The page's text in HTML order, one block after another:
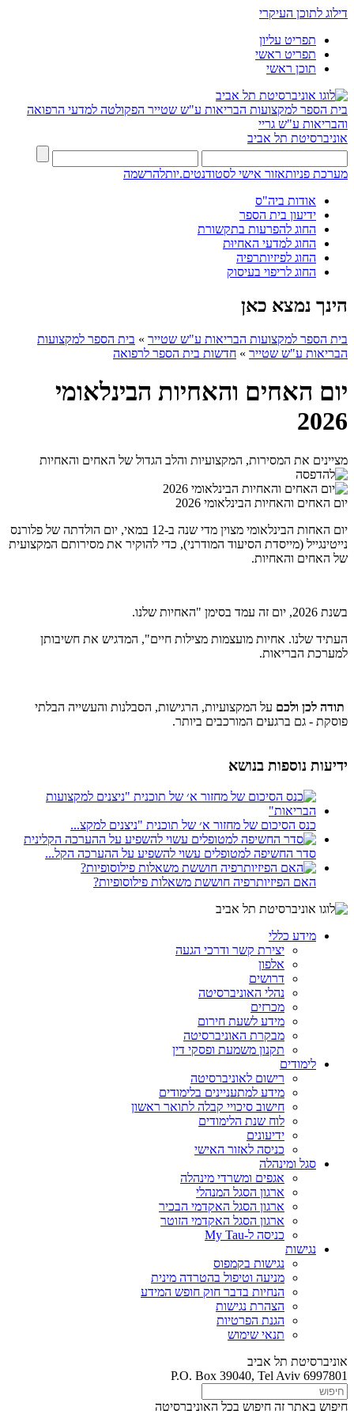
דילוג לתוכן העיקרי
תפריט עליון
תפריט ראשי
תוכן ראשי
בית הספר למקצועות הבריאות ע"ש שטייר הפקולטה למדעי הרפואה
והבריאות ע"ש גריי
אוניברסיטת תל אביב
מערכת פניותאזור אישי לסטודנטים.יותלהרשמה
אודות ביה"ס
ידיעון בית הספר
החוג להפרעות בתקשורת
החוג למדעי האחיוּת
החוג לפיזיותרפיה
החוג לריפוי בעיסוק
הינך נמצא כאן
בית הספר למקצועות הבריאות ע"ש שטייר » בית הספר למקצועות
הבריאות ע"ש שטייר » חדשות בית הספר לרפואה
יום האחים והאחיות הבינלאומי
2026
מציינים את המסירות, המקצועיות והלב הגדול של האחים והאחיות
יום האחים והאחיות הבינלאומי 2026
יום האחות הבינלאומי מצוין מדי שנה ב-12 במאי, יום הולדתה של פלורנס
נייטינגייל (מייסדת הסיעוד המודרני), כדי להוקיר את מסירותם המקצועית
של האחים והאחיות.
בשנת 2026, יום זה עמד בסימן "האחיות שלנו.
העתיד שלנו. אחיות מועצמות מצילות חיים", המדגיש את חשיבותן
למערכת הבריאות.
תודה לכן ולכם על המקצועיות, הרגישות, הסבלנות והעשייה הבלתי
פוסקת - גם ברגעים המורכבים ביותר.
ידיעות נוספות בנושא
כנס הסיכום של מחזור א׳ של תוכנית "ניצנים למקצ...
סדר החשיפה למטופלים עשוי להשפיע על ההערכה הקל...
האם הפיזיותרפיה חוששת משאלות פילוסופיות?
מידע כללי
יצירת קשר ודרכי הגעה
אלפון
דרושים
נהלי האוניברסיטה
מכרזים
מידע לשעת חירום
מבקרת האוניברסיטה
תקנון משמעת ופסקי דין
לימודים
רישום לאוניברסיטה
מידע למתעניינים בלימודים
חישוב סיכויי קבלה לתואר ראשון
לוח שנת הלימודים
ידיעונים
כניסה לאזור האישי
סגל ומינהלה
אגפים ומשרדי מינהלה
ארגון הסגל המנהלי
ארגון הסגל האקדמי הבכיר
ארגון הסגל האקדמי הזוטר
כניסה ל-My Tau
נגישות
נגישות בקמפוס
מניעה וטיפול בהטרדה מינית
הנחיות בדבר חוק חופש המידע
הצהרת נגישות
הגנת הפרטיות
תנאי שימוש
אוניברסיטת תל אביב
P.O. Box 39040, Tel Aviv 6997801
חיפוש באתר זה חיפוש בכל האוניברסיטה